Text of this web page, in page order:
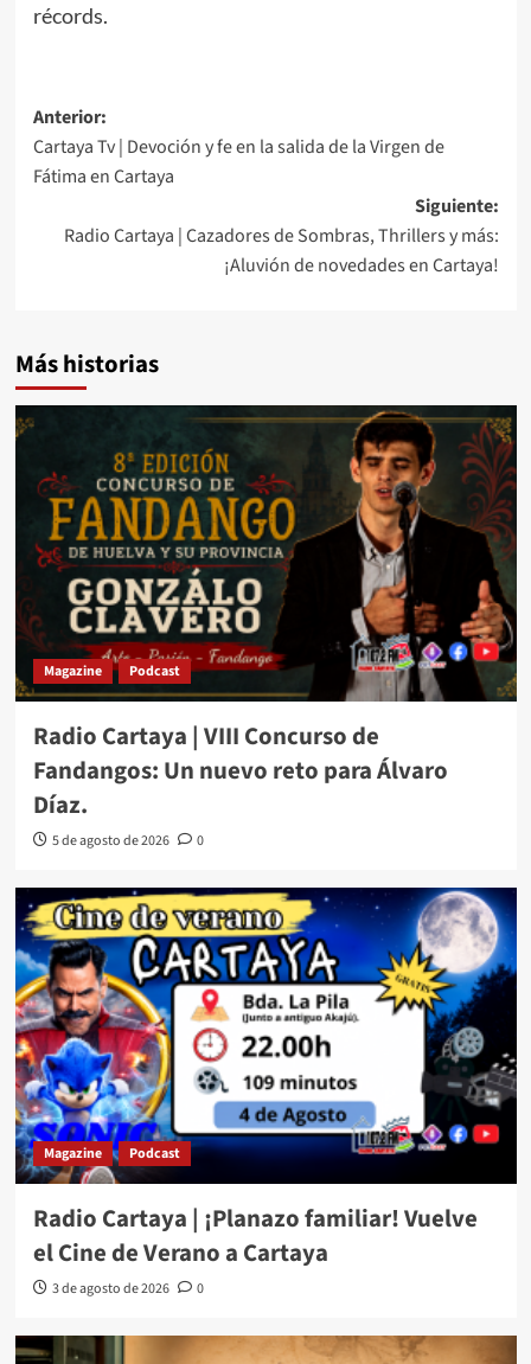
récords.
Anterior:
Cartaya Tv | Devoción y fe en la salida de la Virgen de
Fátima en Cartaya
Siguiente:
Radio Cartaya | Cazadores de Sombras, Thrillers y más:
¡Aluvión de novedades en Cartaya!
Más historias
Magazine Podcast
Radio Cartaya | VIII Concurso de
Fandangos: Un nuevo reto para Álvaro
Díaz.
5 de agosto de 2026 0
Magazine Podcast
Radio Cartaya | ¡Planazo familiar! Vuelve
el Cine de Verano a Cartaya
3 de agosto de 2026 0